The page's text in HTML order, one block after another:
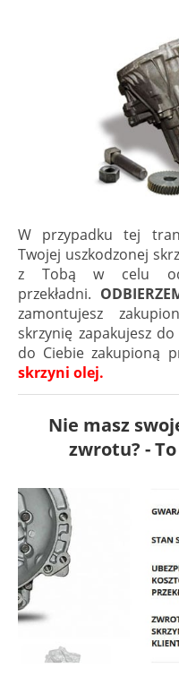
W przypadku tej
Twojej uszkodzonej
z Tobą w celu
przekładni.
zamontujesz
skrzynię zapakujesz
do Ciebie zakupioną
skrzyni olej.
Nie masz
zwrotu? -